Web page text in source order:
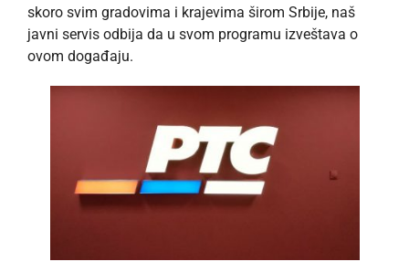
skoro svim gradovima i krajevima širom Srbije, naš
javni servis odbija da u svom programu izveštava o
ovom događaju.